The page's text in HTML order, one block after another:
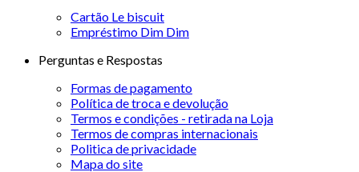
Cartão Le biscuit
Empréstimo Dim Dim
Perguntas e Respostas
Formas de pagamento
Política de troca e devolução
Termos e condições - retirada na Loja
Termos de compras internacionais
Politica de privacidade
Mapa do site